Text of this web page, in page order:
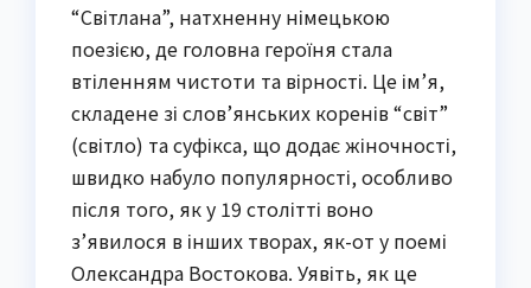
“Світлана”, натхненну німецькою
поезією, де головна героїня стала
втіленням чистоти та вірності. Це ім’я,
складене зі слов’янських коренів “світ”
(світло) та суфікса, що додає жіночності,
швидко набуло популярності, особливо
після того, як у 19 столітті воно
з’явилося в інших творах, як-от у поемі
Олександра Востокова. Уявіть, як це